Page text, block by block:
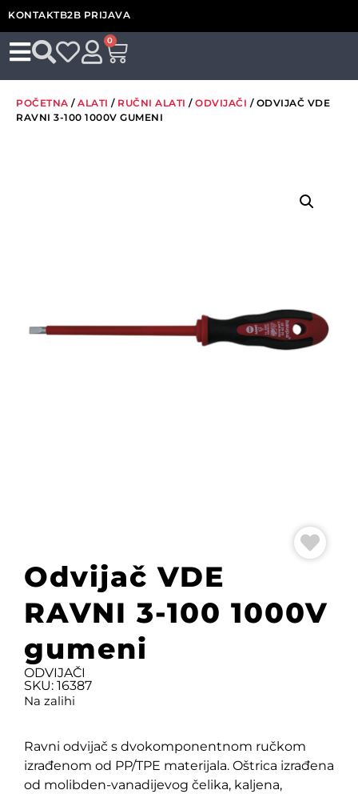
KONTAKTB2B PRIJAVA
0
POČETNA / ALATI / RUČNI ALATI / ODVIJAČI / ODVIJAČ VDE
RAVNI 3-100 1000V GUMENI
Odvijač VDE
RAVNI 3-100 1000V
gumeni
ODVIJAČI
SKU: 16387
Na zalihi
Ravni odvijač s dvokomponentnom ručkom
izrađenom od PP/TPE materijala. Oštrica izrađena
od molibden-vanadijevog čelika, kaljena,